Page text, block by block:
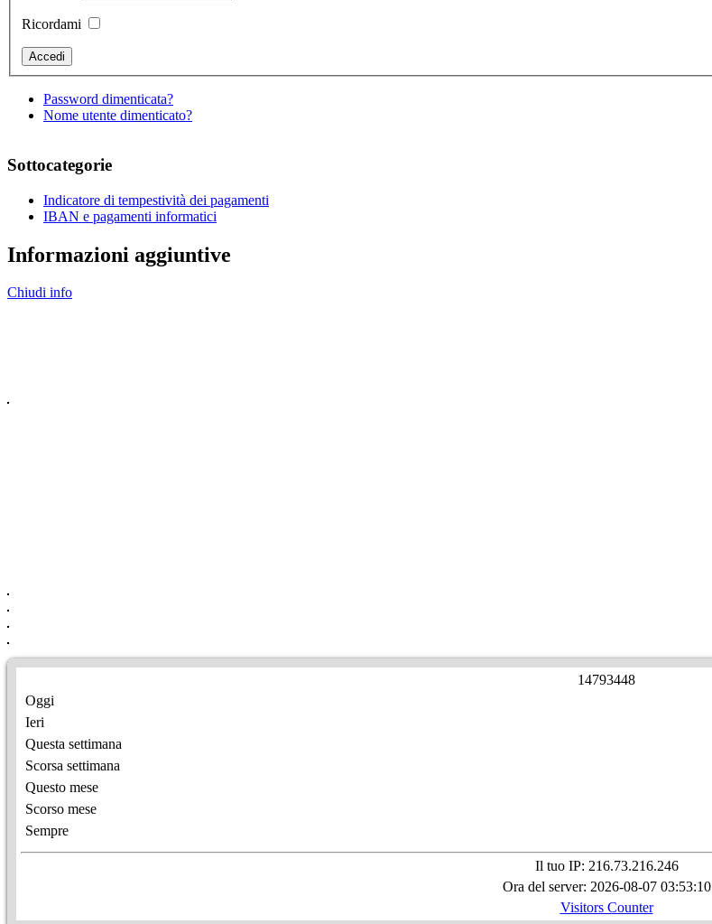
Ricordami
Password dimenticata?
Nome utente dimenticato?
Sottocategorie
Indicatore di tempestività dei pagamenti
IBAN e pagamenti informatici
Informazioni aggiuntive
Chiudi info
14793448
Oggi
Ieri
Questa settimana
Scorsa settimana
Questo mese
Scorso mese
Sempre
Il tuo IP: 216.73.216.246
Ora del server: 2026-08-07 03:53:10
Visitors Counter